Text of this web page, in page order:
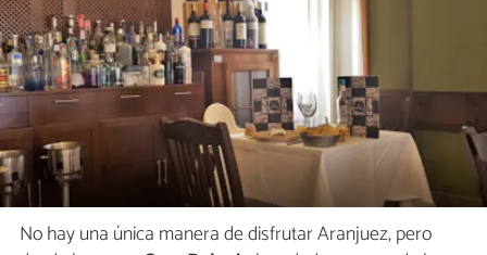
No hay una única manera de disfrutar Aranjuez, pero